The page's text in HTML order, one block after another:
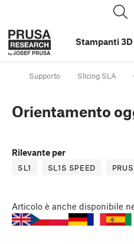
Stampanti 3D
Supporto Slicing SLA
Orientamento
Rilevante per
SL1 SL1S SPEED
Articolo è anche disponibile